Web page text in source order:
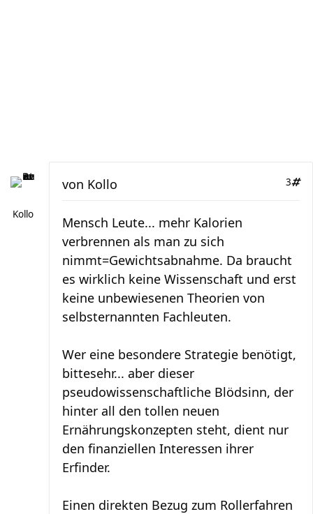
Kollo
3
von Kollo
Mensch Leute... mehr Kalorien
verbrennen als man zu sich
nimmt=Gewichtsabnahme. Da braucht
es wirklich keine Wissenschaft und erst
keine unbewiesenen Theorien von
selbsternannten Fachleuten.
Wer eine besondere Strategie benötigt,
bittesehr... aber dieser
pseudowissenschaftliche Blödsinn, der
hinter all den tollen neuen
Ernährungskonzepten steht, dient nur
den finanziellen Interessen ihrer
Erfinder.
Einen direkten Bezug zum Rollerfahren